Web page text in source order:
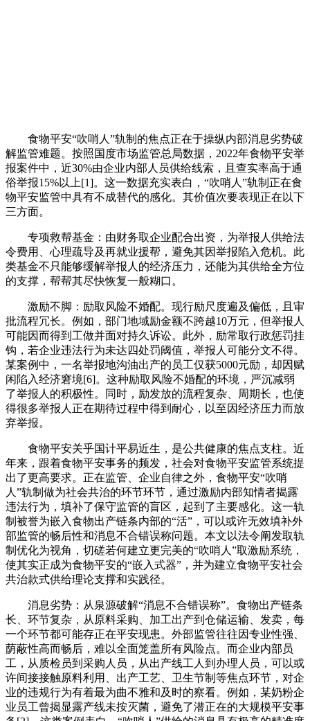
食物平安“吹哨人”轨制的焦点正在于操纵内部消息劣势破
解监管难题。按照国度市场监管总局数据，2022年食物平安举
报案件中，近30%由企业内部人员供给线索，且查实率高于通
俗举报15%以上[1]。这一数据充实表白，“吹哨人”轨制正在食
物平安监管中具有不成替代的感化。其价值次要表现正在以下
三方面。
专项救帮基金：由财务取企业配合出资，为举报人供给法
令费用、心理疏导及再就业援帮，避免其因举报陷入危机。此
类基金不只能够缓解举报人的经济压力，还能为其供给全方位
的支撑，帮帮其尽快恢复一般糊口。
激励不脚：励取风险不婚配。现行励尺度遍及偏低，且审
批流程冗长。例如，部门地域励金额不跨越10万元，但举报人
可能因而得到工做并面对持久诉讼。此外，励常取行政惩罚挂
钩，若企业违法行为未达四处罚阈值，举报人可能分文不得。
某案例中，一名举报地沟油出产的员工仅获5000元励，却因赋
闲陷入经济窘境[6]。这种励取风险不婚配的环境，严沉减弱
了举报人的积极性。同时，励发放的流程复杂、周期长，也使
得很多举报人正在期待过程中得到耐心，以至因经济压力而放
弃举报。
食物平安关乎国计平易近生，是公共健康的焦点支柱。近
年来，跟着食物平安事务的频发，社会对食物平安监管系统提
出了更高要求。正在监管、企业自律之外，食物平安“吹哨
人”轨制做为社会共治的环节环节，通过激励内部知情者揭露
违法行为，填补了保守监管的盲区，起到了主要感化。这一轨
制被誉为嵌入食物出产链条内部的“活”，可以或许无效填补外
部监管的畅后性和消息不合错误称问题。本文以法令阐发取轨
制优化为视角，切磋若何建立更完美的“吹哨人”取激励系统，
使其实正成为食物平安的“嵌入式器”，并为建立食物平安社会
共治款式供给理论支撑和实践径。
消息劣势：从泉源破解“消息不合错误称”。食物出产链条
长、环节复杂，从原料采购、加工出产到仓储运输、发卖，每
一个环节都可能存正在平安现患。外部监管往往因专业性强、
荫蔽性高而畅后，难以全面笼盖所有风险点。而企业内部员
工，从质检员到采购人员，从出产线工人到办理人员，可以或
许间接接触原料利用、出产工艺、卫生节制等焦点环节，对企
业的违规行为有着最为曲不雅和及时的察看。例如，某奶粉企
业员工曾揭显露产线未按灭菌，避免了潜正在的大规模平安事